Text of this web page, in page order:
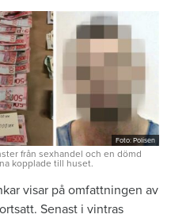
Foto: Polisen
från sexhandel och en dömd
kopplade till huset.
visar på omfattningen av
Senast i vintras